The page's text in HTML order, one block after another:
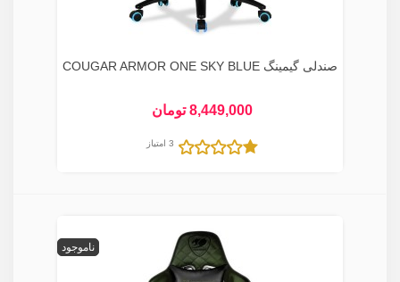
صندلی گیمینگ COUGAR ARMOR ONE SKY BLUE
8,449,000 تومان
3 امتیاز
ناموجود